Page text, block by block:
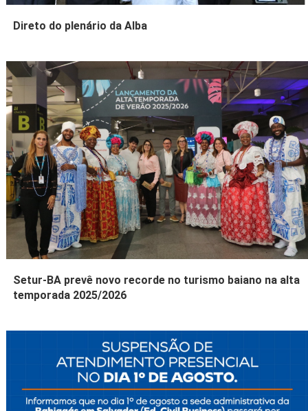
Direto do plenário da Alba
Setur-BA prevê novo recorde no turismo baiano na alta
temporada 2025/2026